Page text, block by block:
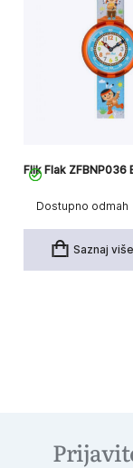
Dostupno odmah
Flik Flak ZFBNP036
Saznaj više